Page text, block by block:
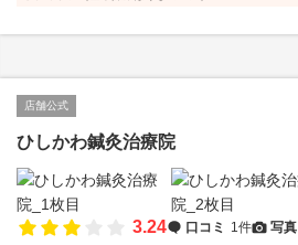
店舗公式
ひしかわ鍼灸治療院
3.24 口コミ 1件 写真